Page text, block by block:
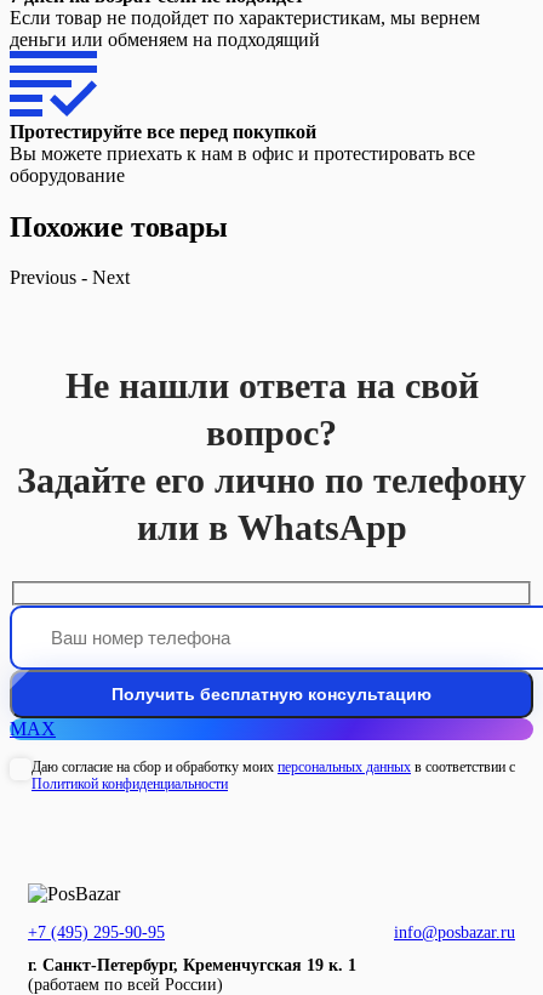
Если товар не подойдет по характеристикам, мы вернем
деньги или обменяем на подходящий
Протестируйте все перед покупкой
Вы можете приехать к нам в офис и протестировать все
оборудование
Похожие товары
Previous - Next
Не нашли ответа на свой
вопрос?
Задайте его лично по телефону
или в WhatsApp
MAX
Даю согласие на сбор и обработку моих персональных данных в соответствии с
Политикой конфиденциальности
+7 (495) 295-90-95
info@posbazar.ru
г. Санкт-Петербург, Кременчугская 19 к. 1
(работаем по всей России)